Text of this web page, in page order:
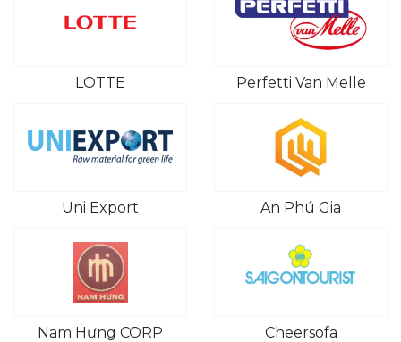
LOTTE Perfetti Van Melle
Uni Export An Phú Gia
Nam Hưng CORP Cheersofa